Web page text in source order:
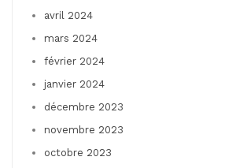
avril 2024
mars 2024
février 2024
janvier 2024
décembre 2023
novembre 2023
octobre 2023